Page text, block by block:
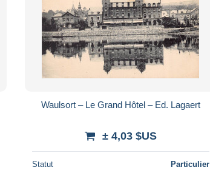
Waulsort – Le Grand Hôtel – Ed. Lagaert
± 4,03 $US
Statut Particulier